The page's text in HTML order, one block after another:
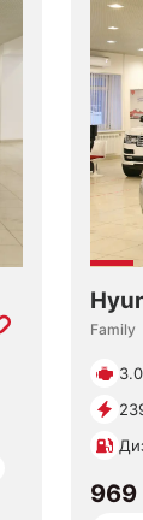
Family